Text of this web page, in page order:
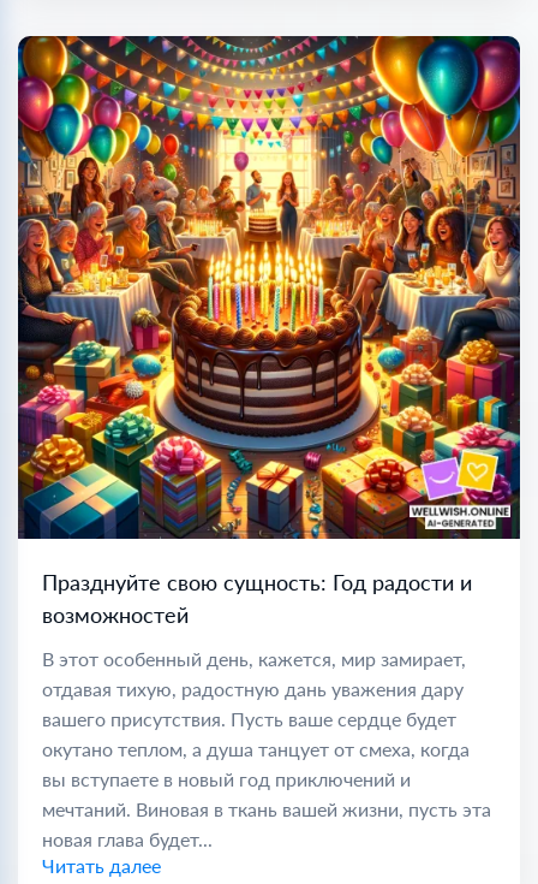
Празднуйте свою сущность: Год радости и
возможностей
В этот особенный день, кажется, мир замирает,
отдавая тихую, радостную дань уважения дару
вашего присутствия. Пусть ваше сердце будет
окутано теплом, а душа танцует от смеха, когда
вы вступаете в новый год приключений и
мечтаний. Виновая в ткань вашей жизни, пусть эта
новая глава будет...
Читать далее